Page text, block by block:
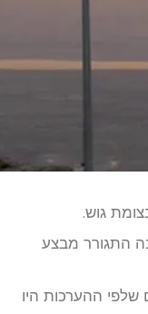
גוש.
התגורר מבצע
ההערכות היו